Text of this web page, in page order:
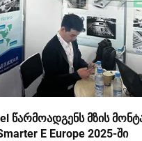
წარმოადგენს მზის
E Europe 2025-ში